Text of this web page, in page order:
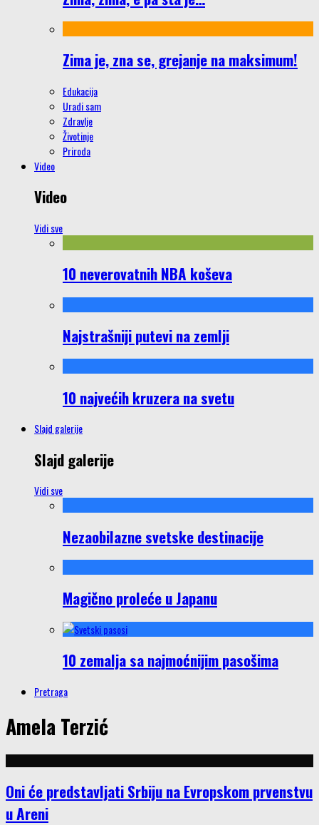
Zima je, zna se, grejanje na maksimum!
Edukacija
Uradi sam
Zdravlje
Životinje
Priroda
Video
Video
Vidi sve
10 neverovatnih NBA koševa
Najstrašniji putevi na zemlji
10 najvećih kruzera na svetu
Slajd galerije
Slajd galerije
Vidi sve
Nezaobilazne svetske destinacije
Magično proleće u Japanu
10 zemalja sa najmoćnijim pasošima
Pretraga
Amela Terzić
Oni će predstavljati Srbiju na Evropskom prvenstvu
u Areni